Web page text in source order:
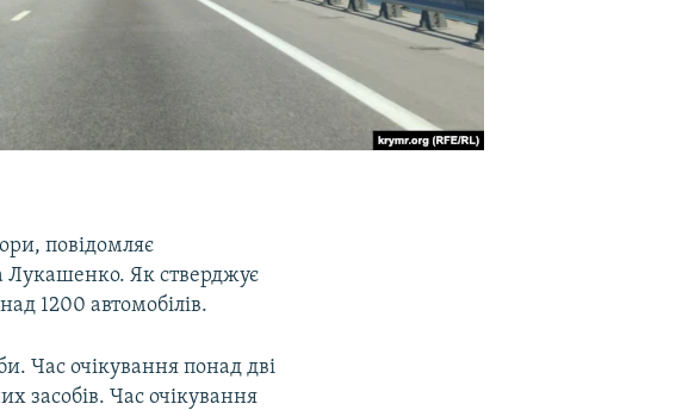
повідомляє
Лукашенко. Як стверджує
1200 автомобілів.
Час очікування понад дві
засобів. Час очікування